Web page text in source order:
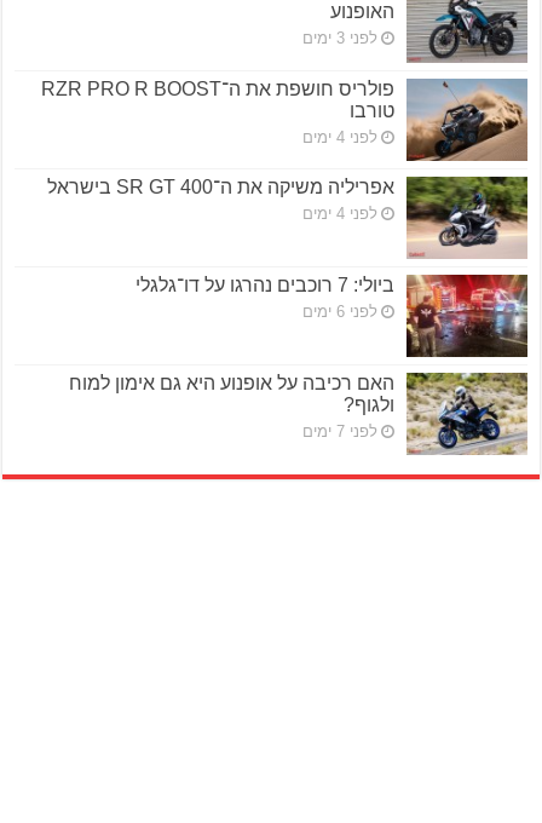
האופנוע
לפני 3 ימים
פולריס חושפת את ה־RZR PRO R BOOST
טורבו
לפני 4 ימים
אפריליה משיקה את ה־SR GT 400 בישראל
לפני 4 ימים
ביולי: 7 רוכבים נהרגו על דו־גלגלי
לפני 6 ימים
האם רכיבה על אופנוע היא גם אימון למוח
ולגוף?
לפני 7 ימים